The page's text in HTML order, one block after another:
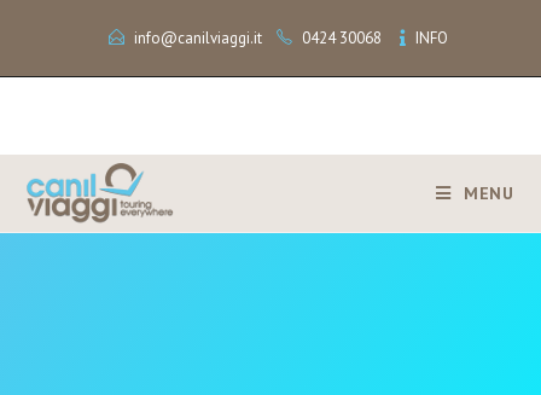
info@canilviaggi.it 0424 30068 INFO
MENU